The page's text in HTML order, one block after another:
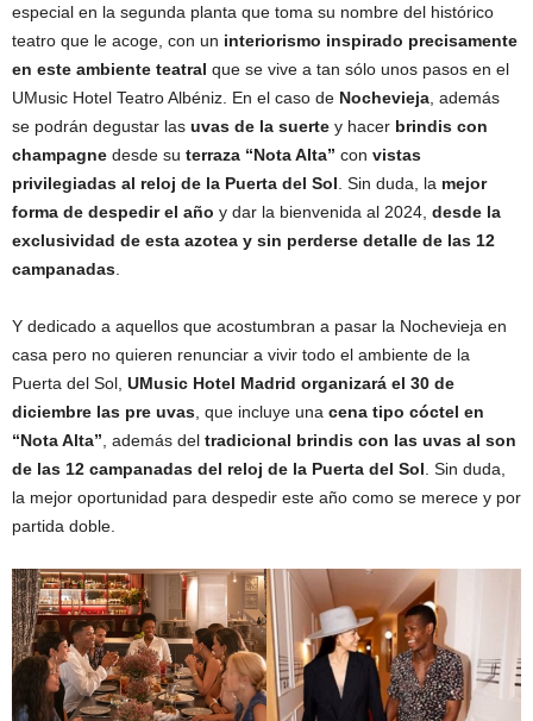
especial en la segunda planta que toma su nombre del histórico
teatro que le acoge, con un interiorismo inspirado precisamente
en este ambiente teatral que se vive a tan sólo unos pasos en el
UMusic Hotel Teatro Albéniz. En el caso de Nochevieja, además
se podrán degustar las uvas de la suerte y hacer brindis con
champagne desde su terraza “Nota Alta” con vistas
privilegiadas al reloj de la Puerta del Sol. Sin duda, la mejor
forma de despedir el año y dar la bienvenida al 2024, desde la
exclusividad de esta azotea y sin perderse detalle de las 12
campanadas.
Y dedicado a aquellos que acostumbran a pasar la Nochevieja en
casa pero no quieren renunciar a vivir todo el ambiente de la
Puerta del Sol, UMusic Hotel Madrid organizará el 30 de
diciembre las pre uvas, que incluye una cena tipo cóctel en
“Nota Alta”, además del tradicional brindis con las uvas al son
de las 12 campanadas del reloj de la Puerta del Sol. Sin duda,
la mejor oportunidad para despedir este año como se merece y por
partida doble.